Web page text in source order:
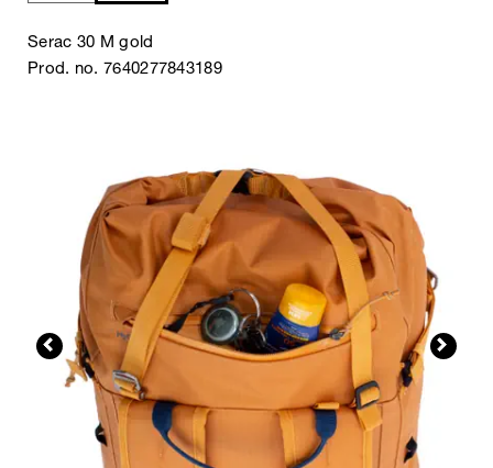
Serac 30 M gold
Prod. no. 7640277843189